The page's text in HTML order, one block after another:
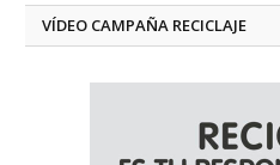
VÍDEO CAMPAÑA RECICLAJE